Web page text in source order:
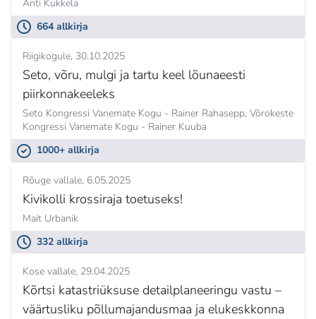
Anti Kukkela
664 allkirja
Riigikogule 30.10.2025
Seto, võru, mulgi ja tartu keel lõunaeesti
piirkonnakeeleks
Seto Kongressi Vanemate Kogu - Rainer Rahasepp, Võrokeste
Kongressi Vanemate Kogu - Rainer Kuuba
1000+ allkirja
Rõuge vallale 6.05.2025
Kivikolli krossiraja toetuseks!
Mait Urbanik
332 allkirja
Kose vallale 29.04.2025
Kõrtsi katastriüksuse detailplaneeringu vastu –
väärtusliku põllumajandusmaa ja elukeskkonna